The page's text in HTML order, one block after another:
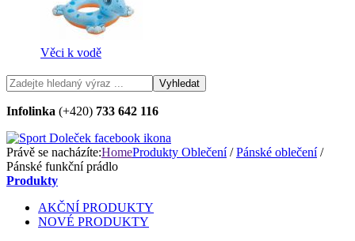
Věci k vodě
Infolinka (+420) 733 642 116
Právě se nacházíte:HomeProdukty Oblečení/Pánské oblečení/
Pánské funkční prádlo
Produkty
AKČNÍ PRODUKTY
NOVÉ PRODUKTY